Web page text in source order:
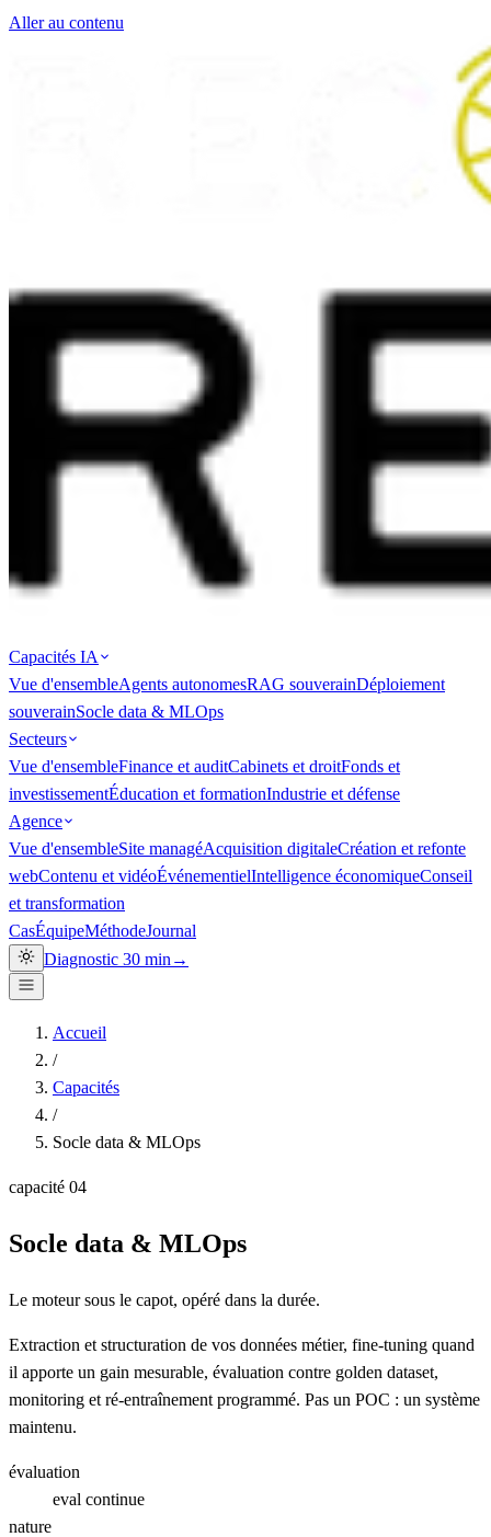
Aller au contenu
Capacités IA
Vue d'ensembleAgents autonomesRAG souverainDéploiement
souverainSocle data & MLOps
Secteurs
Vue d'ensembleFinance et auditCabinets et droitFonds et
investissementÉducation et formationIndustrie et défense
Agence
Vue d'ensembleSite managéAcquisition digitaleCréation et refonte
webContenu et vidéoÉvénementielIntelligence économiqueConseil
et transformation
CasÉquipeMéthodeJournal
Diagnostic 30 min →
Accueil
/
Capacités
/
Socle data & MLOps
capacité 04
Socle data & MLOps
Le moteur sous le capot, opéré dans la durée.
Extraction et structuration de vos données métier, fine-tuning quand
il apporte un gain mesurable, évaluation contre golden dataset,
monitoring et ré-entraînement programmé. Pas un POC : un système
maintenu.
évaluation
eval continue
nature